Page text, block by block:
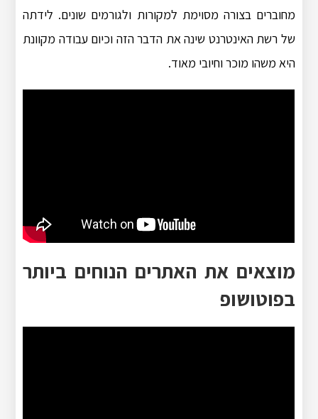
מחוברים בצורה מסוימת למקורות ולגורמים שונים. לידתה
של רשת האינטרנט שינה את הדבר הזה וכיום עבודה מקוונת
היא משהו מוכר וחיובי מאוד.
מוצאים את האתרים הנוחים ביותר
בפוטושופ